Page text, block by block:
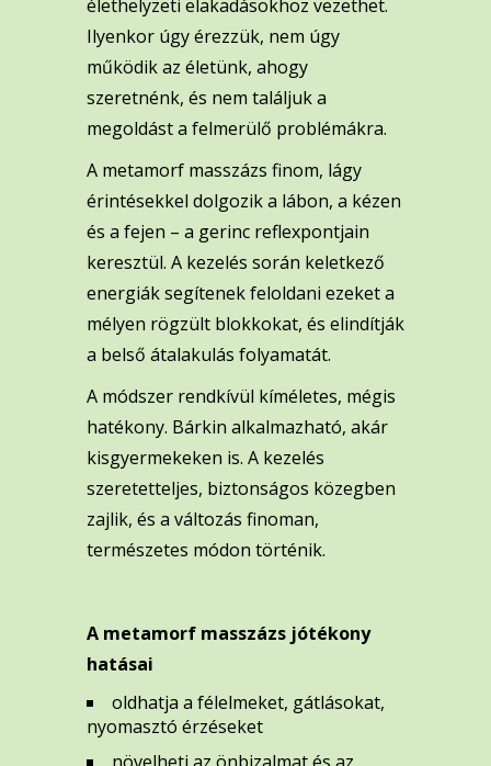
élethelyzeti elakadásokhoz vezethet.
Ilyenkor úgy érezzük, nem úgy
működik az életünk, ahogy
szeretnénk, és nem találjuk a
megoldást a felmerülő problémákra.
A metamorf masszázs finom, lágy
érintésekkel dolgozik a lábon, a kézen
és a fejen – a gerinc reflexpontjain
keresztül. A kezelés során keletkező
energiák segítenek feloldani ezeket a
mélyen rögzült blokkokat, és elindítják
a belső átalakulás folyamatát.
A módszer rendkívül kíméletes, mégis
hatékony. Bárkin alkalmazható, akár
kisgyermekeken is. A kezelés
szeretetteljes, biztonságos közegben
zajlik, és a változás finoman,
természetes módon történik.
A metamorf masszázs jótékony
hatásai
oldhatja a félelmeket, gátlásokat,
nyomasztó érzéseket
növelheti az önbizalmat és az